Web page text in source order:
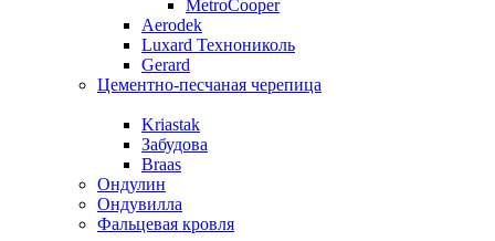
MetroCooper
Aerodek
Luxard Технониколь
Gerard
Цементно-песчаная черепица
Kriastak
Забудова
Braas
Ондулин
Ондувилла
Фальцевая кровля